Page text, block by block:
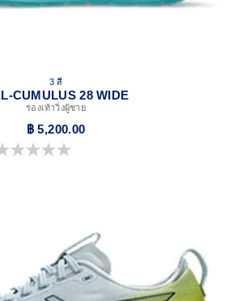
3 สี
CUMULUS 28 WIDE
รองเท้าวิ่งผู้ชาย
฿ 5,200.00
าก 5 ดาว